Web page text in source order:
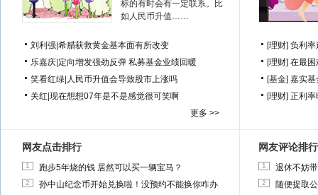
标的有时会有一定联系。比
如人民币升值……
刘利强 希腊获救黄金基本面有所改变
乐嘉庆 定向增发强劲反弹 私募基金业绩回暖
笑看红绿 人民币升值会导致股市上涨吗
关红 现在想想07年是不是感觉很可笑啊
更多 >>
[理财] 负利率
[理财] 在最困
[基金] 嘉实基
[理财] 正利率
网友点击排行
1 跑步5年烧的钱 居然可以买一辆宝马？
2 孙中山纪念币开始兑换啦！没预约不能换你咋办
网友评论排行
1 退休不妨
2 随便提取